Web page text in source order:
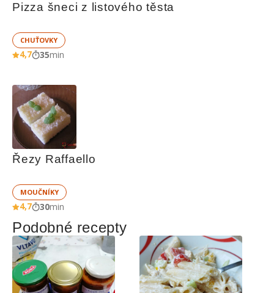
Pizza šneci z listového těsta
CHUŤOVKY
4,7 35min
Řezy Raffaello
MOUČNÍKY
4,7 30min
Podobné recepty